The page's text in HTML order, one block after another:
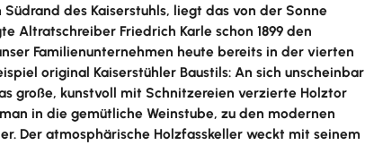
des Kaiserstuhls, liegt das von der Sonne
Altratschreiber Friedrich Karle schon 1899 den
Familienunternehmen heute bereits in der vierten
original Kaiserstühler Baustils: An sich unscheinbar
große, kunstvoll mit Schnitzereien verzierte Holztor
in die gemütliche Weinstube, zu den modernen
Der atmosphärische Holzfasskeller weckt mit seinem